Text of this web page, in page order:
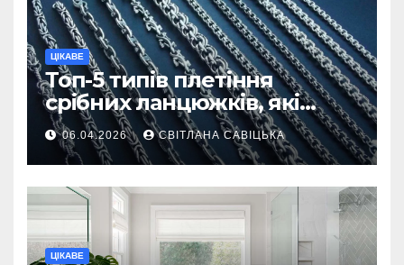
ЦІКАВЕ
Топ-5 типів плетіння
срібних ланцюжків, які
вважаються
найнадійнішими
06.04.2026 СВІТЛАНА САВІЦЬКА
ЦІКАВЕ